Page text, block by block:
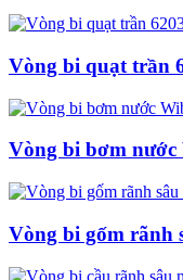
Vòng bi quạt trần
Vòng bi bơm nước
Vòng bi gốm rãnh